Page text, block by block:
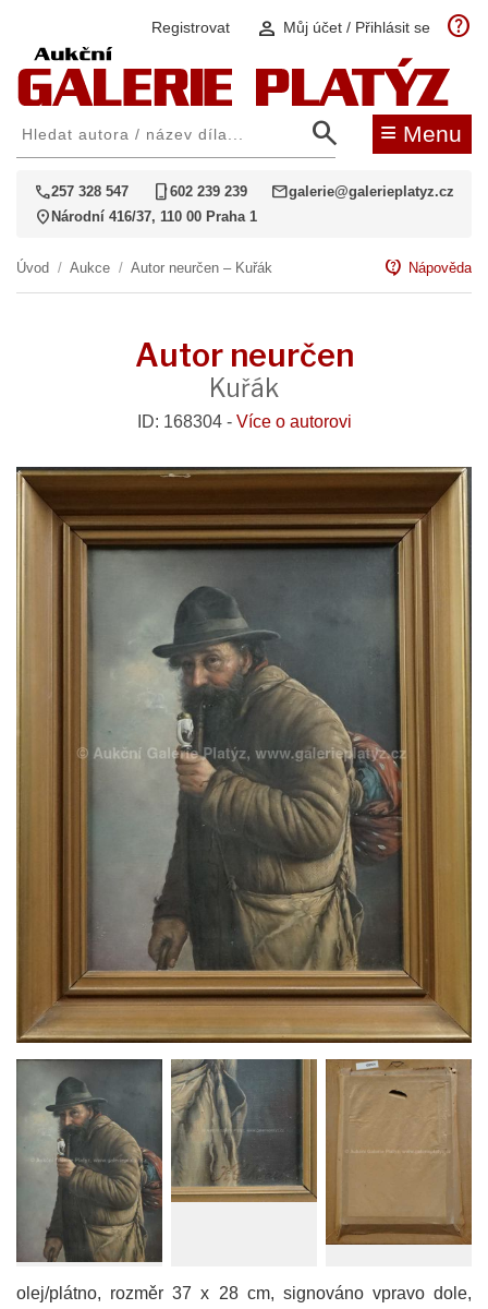
Registrovat person Můj účet / Přihlásit se help
search ≡ Menu
call257 328 547 phone_iphone602 239 239 mailgalerie@galerieplatyz.cz
location_on Národní 416/37, 110 00 Praha 1
Úvod / Aukce / Autor neurčen – Kuřák contact_support Nápověda
Autor neurčen
Kuřák
ID: 168304 - Více o autorovi
olej/plátno, rozměr 37 x 28 cm, signováno vpravo dole,